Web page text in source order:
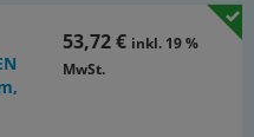
53,72 € inkl. 19 %
MwSt.